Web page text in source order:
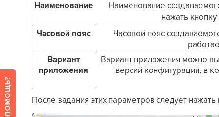
Наименование
Наименование
нажать кнопку
Часовой пояс
Часовой пояс
Вариант
приложения
Вариант приложения можно
версий конфигурации, в
После задания этих параметров следует